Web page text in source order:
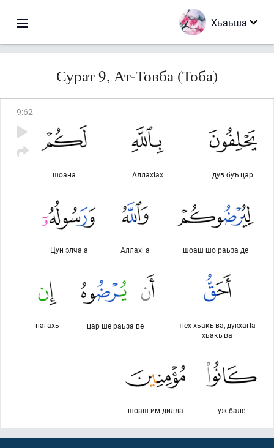
Хьаьша
Сурат 9, Ат-Товба (Тоба)
9:62
дув буъ цар
Аллахlах
шоана
шоаш шо раьза де
Аллахl а
Цун элча а
тlех хьакъ ва, дукхагlа
хьакъ ва
цар ше раьза ве
нагахь
уж бале
шоаш им дилла